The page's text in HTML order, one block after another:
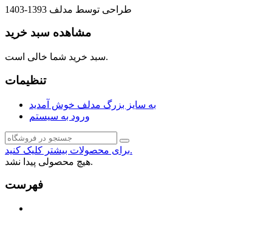
طراحی توسط مدلف 1393-1403
مشاهده سبد خرید
سبد خرید شما خالی است.
تنظیمات
به سایز بزرگ مدلف خوش آمدید
ورود به سیستم
برای محصولات بیشتر کلیک کنید.
هیچ محصولی پیدا نشد.
فهرست